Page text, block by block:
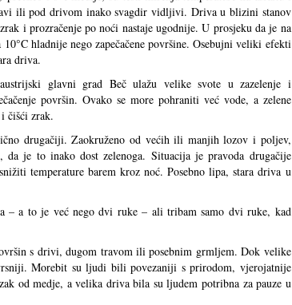
ili pod drivom inako svagdir vidljivi. Driva u blizini stanov
i prozračenje po noći nastaje ugodnije. U prosjeku da je na
hladnije nego zapečačene površine. Osebujni veliki efekti
driva.
glavni grad Beč ulažu velike svote u zazelenje i
površin. Ovako se more pohraniti već vode, a zelene
čišći zrak.
drugačiji. Zaokruženo od većih ili manjih lozov i poljev,
da je to inako dost zelenoga. Situacija je pravoda drugačije
temperature barem kroz noć. Posebno lipa, stara driva u
a to je već nego dvi ruke – ali tribam samo dvi ruke, kad
s drivi, dugom travom ili posebnim grmljem. Dok velike
Morebit su ljudi bili povezaniji s prirodom, vjerojatnije
od medje, a velika driva bila su ljudem potribna za pauze u